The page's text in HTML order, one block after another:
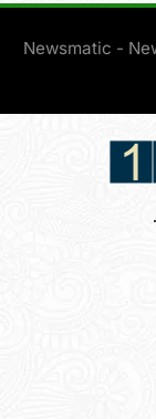
Newsmatic -